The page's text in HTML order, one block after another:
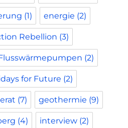
(1) energie (2)
Rebellion (3)
(2)
for Future (2)
(7) geothermie (9)
(4) interview (2)